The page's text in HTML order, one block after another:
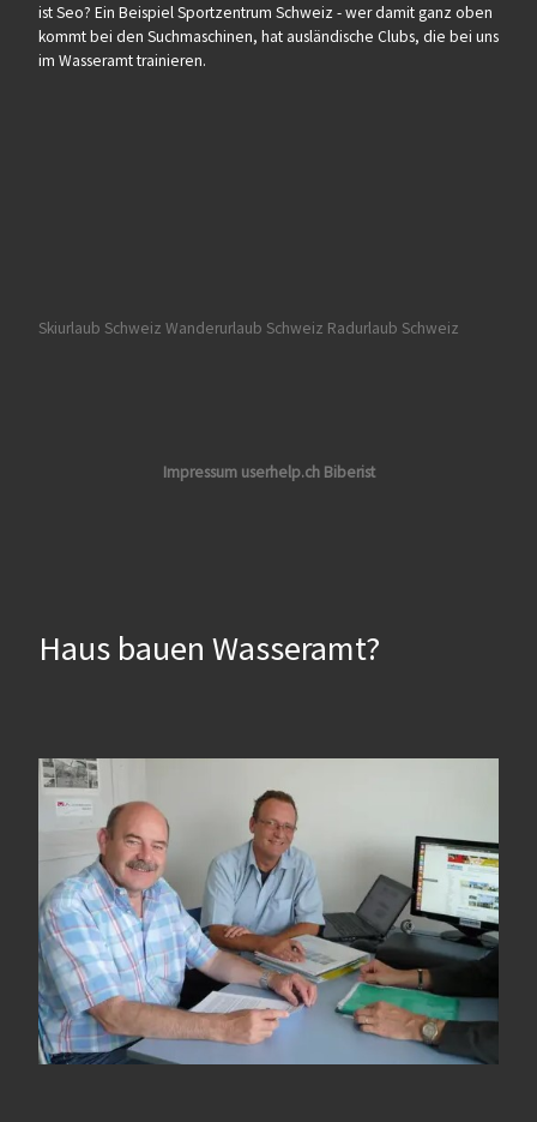
ist Seo? Ein Beispiel Sportzentrum Schweiz - wer damit ganz oben
kommt bei den Suchmaschinen, hat ausländische Clubs, die bei uns
im Wasseramt trainieren.
Skiurlaub Schweiz Wanderurlaub Schweiz Radurlaub Schweiz
Impressum userhelp.ch Biberist
Haus bauen Wasseramt?